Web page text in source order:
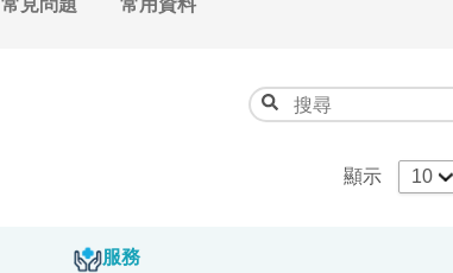
常見問題 常用資料
顯示
服務